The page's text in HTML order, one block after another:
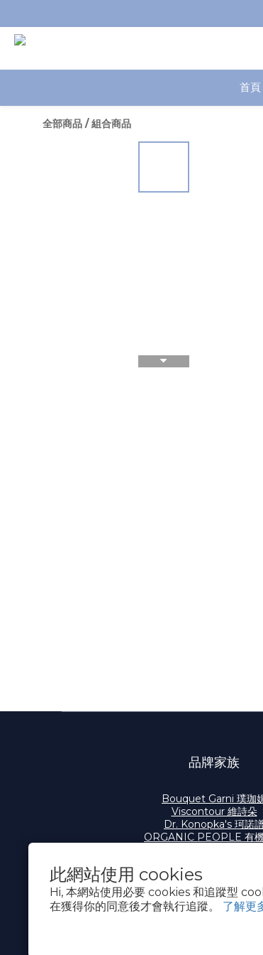
此網站使用 cookies
Hi, 本網站使用必要 cookies 和追蹤型
在獲得你的同意後才會執行追蹤。 了解更
首頁
全部商品 /組合商品
品牌家族
Bouquet Garni 璞珈
Viscontour 維詩朵
Dr. Konopka's 珂諾
ORGANIC PEOPLE 有